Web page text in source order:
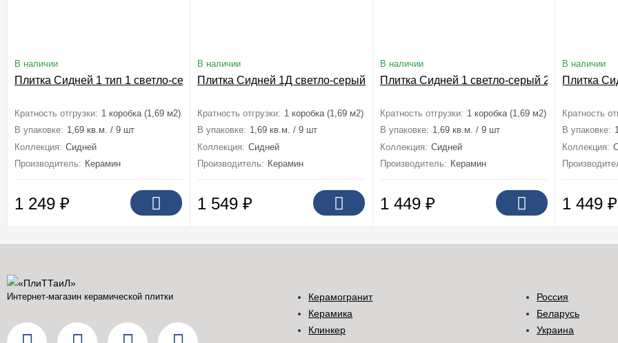
В наличии
Плитка Сидней 1 тип 1 светло-серый 25x75
Кратность отгрузки: 1 коробка (1,69 м2)
В упаковке: 1,69 кв.м. / 9 шт
Коллекция: Сидней
Производитель: Керамин
1 249 ₽
В наличии
Плитка Сидней 1Д светло-серый 25x75
Кратность отгрузки: 1 коробка (1,69 м2)
В упаковке: 1,69 кв.м. / 9 шт
Коллекция: Сидней
Производитель: Керамин
1 549 ₽
В наличии
Плитка Сидней 1 светло-серый 25x75
Кратность отгрузки: 1 коробка (1,69 м2)
В упаковке: 1,69 кв.м. / 9 шт
Коллекция: Сидней
Производитель: Керамин
1 449 ₽
В наличии
Плитка
Кратность
В упаковке:
Коллекция:
1 449₽
Интернет-магазин керамической плитки
Керамогранит
Керамика
Клинкер
Россия
Беларусь
Украина